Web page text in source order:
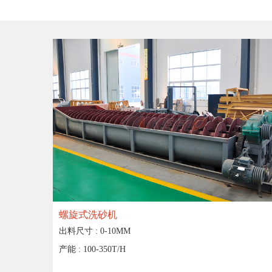
螺旋式洗砂机
出料尺寸 : 0-10MM
产能 : 100-350T/H